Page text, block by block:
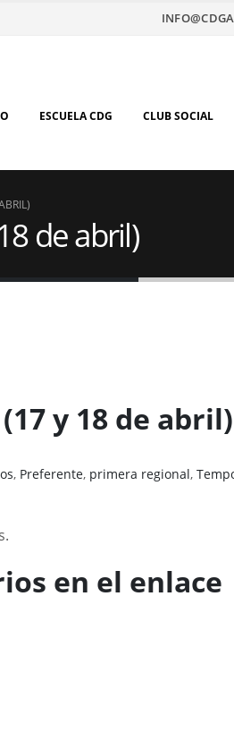
ESCUELA CDG CLUB SOCIAL
de abril)
y 18 de abril)
, Preferente, primera regional,
en el enlace